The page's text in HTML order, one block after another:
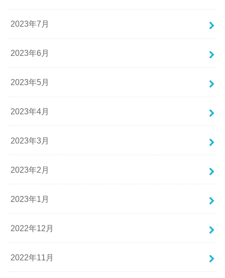
2023年7月
2023年6月
2023年5月
2023年4月
2023年3月
2023年2月
2023年1月
2022年12月
2022年11月